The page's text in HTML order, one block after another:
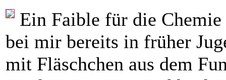
Ein Faible für die
bei mir bereits in früher
mit Fläschchen aus dem